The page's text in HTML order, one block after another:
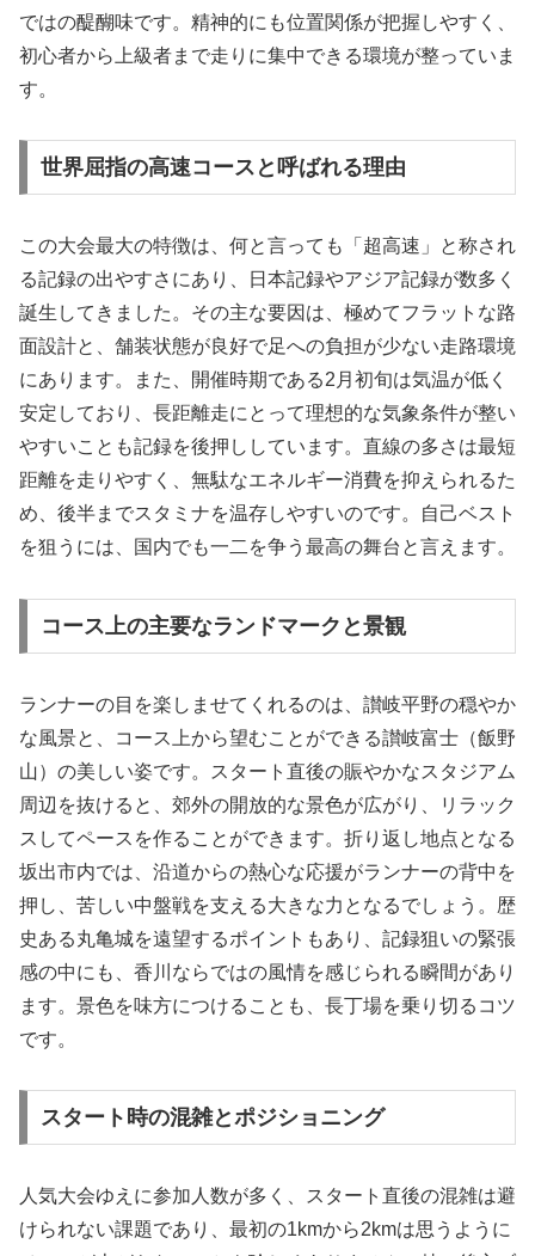
ではの醍醐味です。精神的にも位置関係が把握しやすく、
初心者から上級者まで走りに集中できる環境が整っていま
す。
世界屈指の高速コースと呼ばれる理由
この大会最大の特徴は、何と言っても「超高速」と称され
る記録の出やすさにあり、日本記録やアジア記録が数多く
誕生してきました。その主な要因は、極めてフラットな路
面設計と、舗装状態が良好で足への負担が少ない走路環境
にあります。また、開催時期である2月初旬は気温が低く
安定しており、長距離走にとって理想的な気象条件が整い
やすいことも記録を後押ししています。直線の多さは最短
距離を走りやすく、無駄なエネルギー消費を抑えられるた
め、後半までスタミナを温存しやすいのです。自己ベスト
を狙うには、国内でも一二を争う最高の舞台と言えます。
コース上の主要なランドマークと景観
ランナーの目を楽しませてくれるのは、讃岐平野の穏やか
な風景と、コース上から望むことができる讃岐富士（飯野
山）の美しい姿です。スタート直後の賑やかなスタジアム
周辺を抜けると、郊外の開放的な景色が広がり、リラック
スしてペースを作ることができます。折り返し地点となる
坂出市内では、沿道からの熱心な応援がランナーの背中を
押し、苦しい中盤戦を支える大きな力となるでしょう。歴
史ある丸亀城を遠望するポイントもあり、記録狙いの緊張
感の中にも、香川ならではの風情を感じられる瞬間があり
ます。景色を味方につけることも、長丁場を乗り切るコツ
です。
スタート時の混雑とポジショニング
人気大会ゆえに参加人数が多く、スタート直後の混雑は避
けられない課題であり、最初の1kmから2kmは思うように